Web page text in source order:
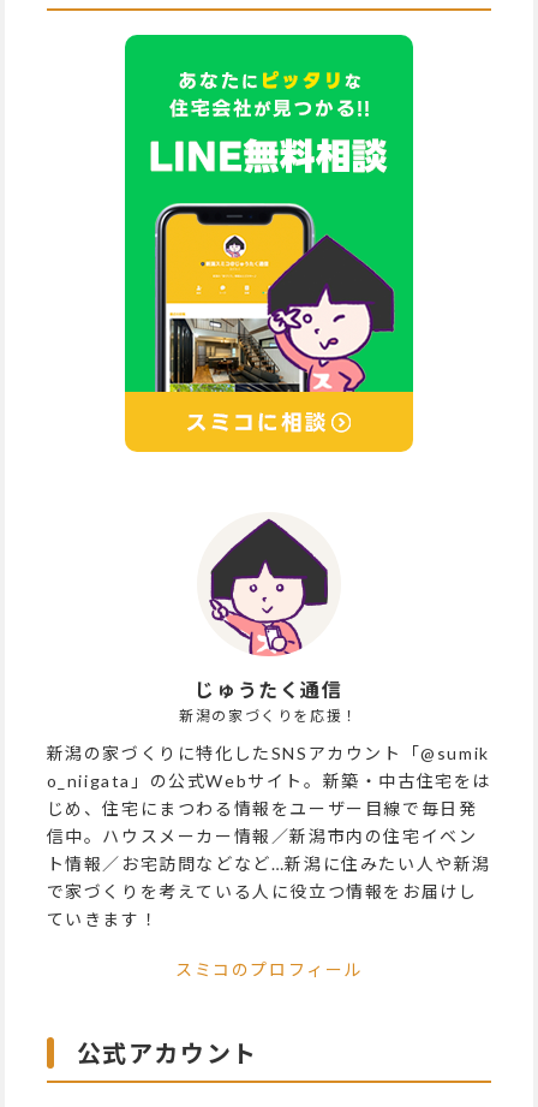
じゅうたく通信
新潟の家づくりを応援！
新潟の家づくりに特化したSNSアカウント「@sumik
o_niigata」の公式Webサイト。新築・中古住宅をは
じめ、住宅にまつわる情報をユーザー目線で毎日発
信中。ハウスメーカー情報／新潟市内の住宅イベン
ト情報／お宅訪問などなど…新潟に住みたい人や新潟
で家づくりを考えている人に役立つ情報をお届けし
ていきます！
スミコのプロフィール
公式アカウント